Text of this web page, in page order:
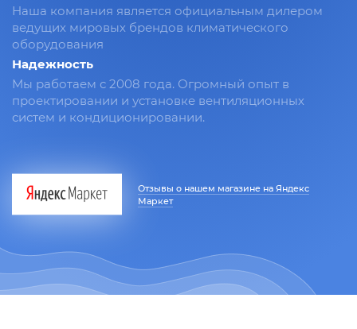
Наша компания является официальным дилером
ведущих мировых брендов климатического
оборудования
Надежность
Мы работаем с 2008 года. Огромный опыт в
проектировании и установке вентиляционных
систем и кондиционировании.
Отзывы о нашем магазине на Яндекс
Маркет